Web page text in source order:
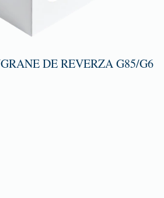
DE REVERZA G85/G6